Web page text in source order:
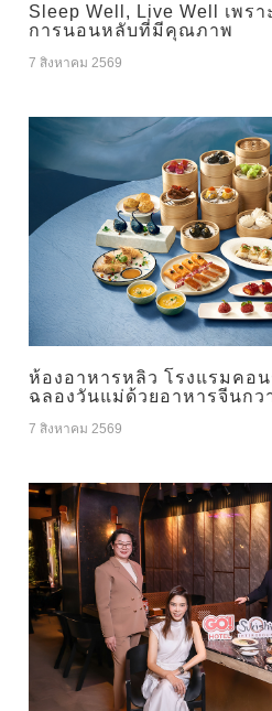
Sleep Well, Live Well เพร
การนอนหลับที่มีคุณภาพ
7 สิงหาคม 2569
ห้องอาหารหลิว โรงแรมคอ
ฉลองวันแม่ด้วยอาหารจีนกว
7 สิงหาคม 2569